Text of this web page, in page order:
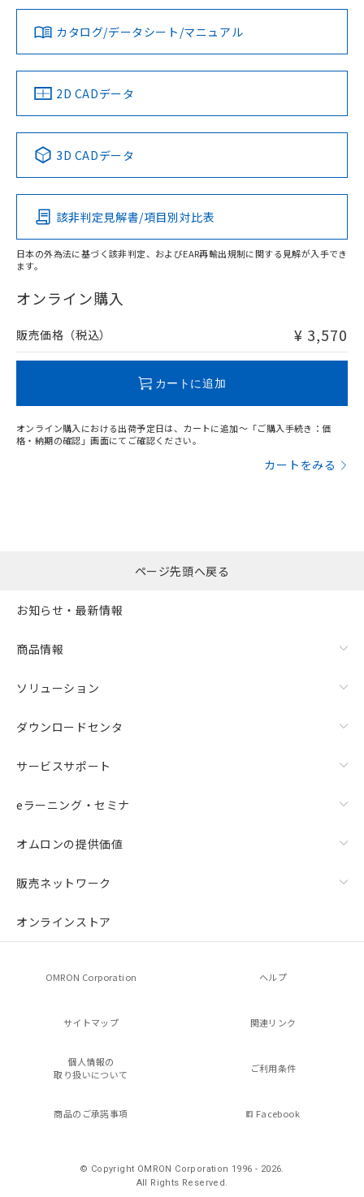
ダウンロードデータをご利用いただく前に、以下を必ずお読
みください。
ソフトウェアの使用条件
対応済み
中国 RoHS 注意事項・凡例
Pb Hg Cd Cr(VI)
O
在庫等で未対応品が混在する可能性があります。
問い合わせください。
LR型式承認
（イギリス
船舶規格）
DNV型式承認
（ノルウェー
BV型式承認
（フランス
KR型式
（韓国
No No No No
この製品の規格認証/適合状況ページへ
その他の認証はこちらのページからご検索ください
カタログ/データシート/マニュアル
2D CADデータ
3D CADデータ
該非判定見解書/項目別対比表
日本の外為法に基づく該非判定、およびEAR再輸出規制に関する見解が入手でき
ます。
オンライン購入
販売価格（税込） ¥ 3,570
カートに追加
オンライン購入における出荷予定日は、カートに追加～「ご購入手続き：価
格・納期の確認」画面にてご確認ください。
カートをみる
ページ先頭へ戻る
お知らせ・最新情報
商品情報
ソリューション
ダウンロードセンタ
サービスサポート
eラーニング・セミナ
オムロンの提供価値
販売ネットワーク
オンラインストア
OMRON Corporation ヘルプ
サイトマップ 関連リンク
個人情報の
取り扱いについて
ご利用条件
商品のご承諾事項 Facebook
© Copyright OMRON Corporation 1996 - 2026.
All Rights Reserved.